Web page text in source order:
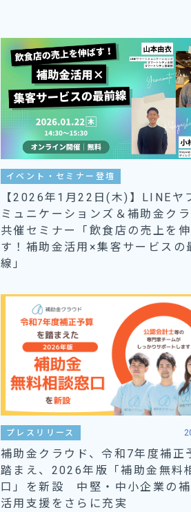
イベント・セミナー登壇
【2026年1月22日(木)】LINEヤ
ミュニケーションズ＆補助金クラ
共催セミナー「飲食店の売上を
す！補助金活用×集客サービスの
線」
プレスリリース
補助金クラウド、令和7年度補正
踏まえ、2026年版「補助金無料
口」を新設 中堅・中小企業の補
活用支援をさらに充実